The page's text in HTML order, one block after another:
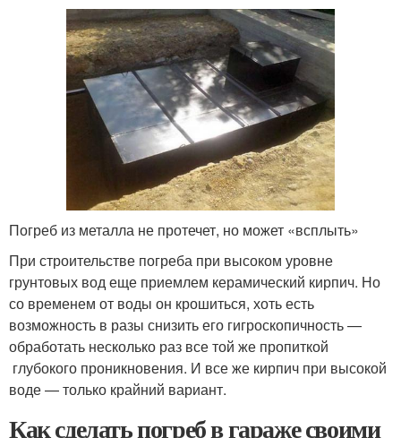
Погреб из металла не протечет, но может «всплыть»
При строительстве погреба при высоком уровне
грунтовых вод еще приемлем керамический кирпич. Но
со временем от воды он крошиться, хоть есть
возможность в разы снизить его гигроскопичность —
обработать несколько раз все той же пропиткой
глубокого проникновения. И все же кирпич при высокой
воде — только крайний вариант.
Как сделать погреб в гараже своими